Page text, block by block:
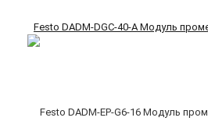
Festo DADM-DGC-40-A Модуль